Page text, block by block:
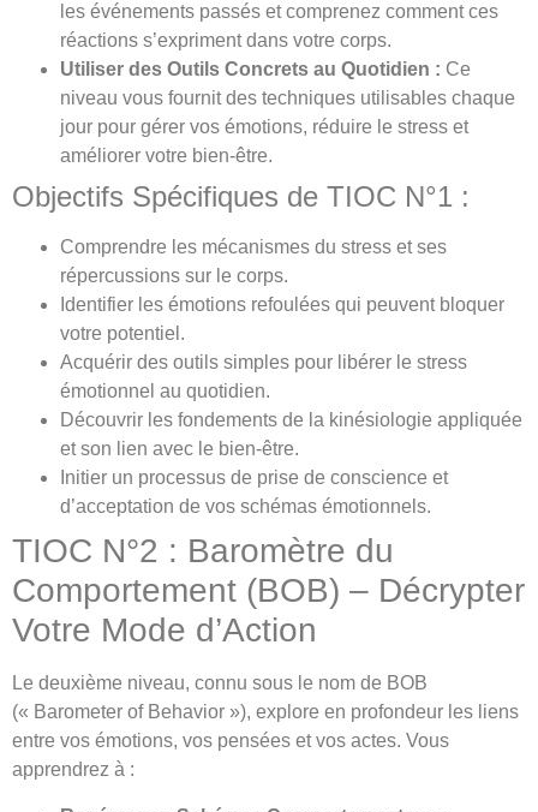
les événements passés et comprenez comment ces
réactions s’expriment dans votre corps.
Utiliser des Outils Concrets au Quotidien : Ce
niveau vous fournit des techniques utilisables chaque
jour pour gérer vos émotions, réduire le stress et
améliorer votre bien-être.
Objectifs Spécifiques de TIOC N°1 :
Comprendre les mécanismes du stress et ses
répercussions sur le corps.
Identifier les émotions refoulées qui peuvent bloquer
votre potentiel.
Acquérir des outils simples pour libérer le stress
émotionnel au quotidien.
Découvrir les fondements de la kinésiologie appliquée
et son lien avec le bien-être.
Initier un processus de prise de conscience et
d’acceptation de vos schémas émotionnels.
TIOC N°2 : Baromètre du
Comportement (BOB) – Décrypter
Votre Mode d’Action
Le deuxième niveau, connu sous le nom de BOB
(« Barometer of Behavior »), explore en profondeur les liens
entre vos émotions, vos pensées et vos actes. Vous
apprendrez à :